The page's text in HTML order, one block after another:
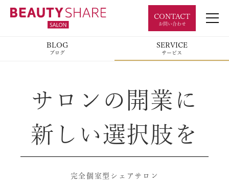
CONTACT
お問い合わせ
BLOG
ブログ
SERVICE
サービス
サロンの開業に
新しい選択肢を
完全個室型シェアサロン